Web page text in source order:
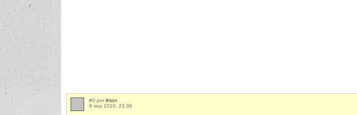
#3 por ihton
9 sep 2010, 23:36